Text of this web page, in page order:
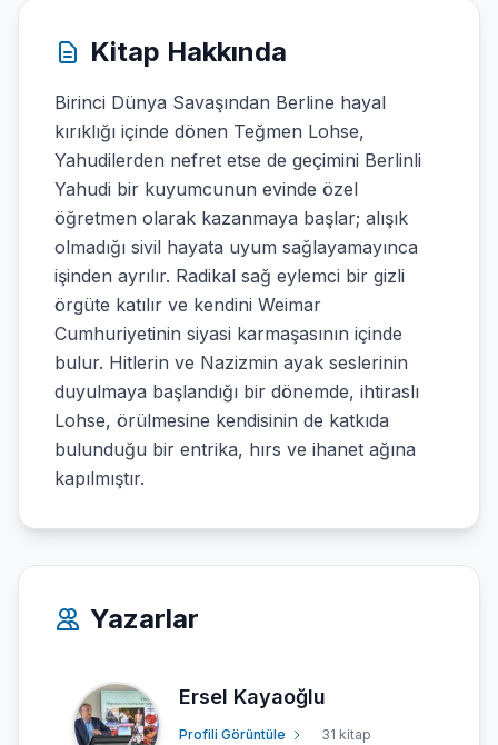
Kitap Hakkında
Birinci Dünya Savaşından Berline hayal
kırıklığı içinde dönen Teğmen Lohse,
Yahudilerden nefret etse de geçimini Berlinli
Yahudi bir kuyumcunun evinde özel
öğretmen olarak kazanmaya başlar; alışık
olmadığı sivil hayata uyum sağlayamayınca
işinden ayrılır. Radikal sağ eylemci bir gizli
örgüte katılır ve kendini Weimar
Cumhuriyetinin siyasi karmaşasının içinde
bulur. Hitlerin ve Nazizmin ayak seslerinin
duyulmaya başlandığı bir dönemde, ihtiraslı
Lohse, örülmesine kendisinin de katkıda
bulunduğu bir entrika, hırs ve ihanet ağına
kapılmıştır.
Yazarlar
Ersel Kayaoğlu
Profili Görüntüle 31 kitap